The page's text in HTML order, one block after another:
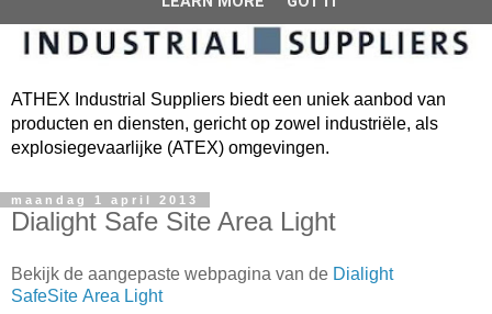
ATHEX Industrial Suppliers biedt een uniek aanbod van
producten en diensten, gericht op zowel industriële, als
explosiegevaarlijke (ATEX) omgevingen.
maandag 1 april 2013
Dialight Safe Site Area Light
Bekijk de aangepaste webpagina van de Dialight
SafeSite Area Light